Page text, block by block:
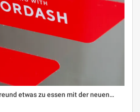
etwas zu essen mit der neuen…